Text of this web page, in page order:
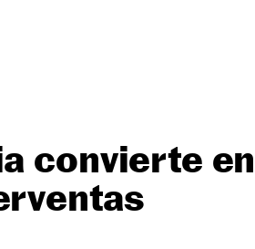
convierte